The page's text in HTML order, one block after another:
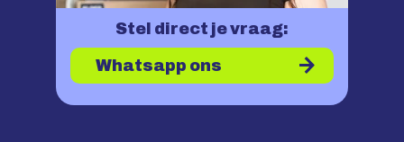
Stel direct je vraag:
Whatsapp ons